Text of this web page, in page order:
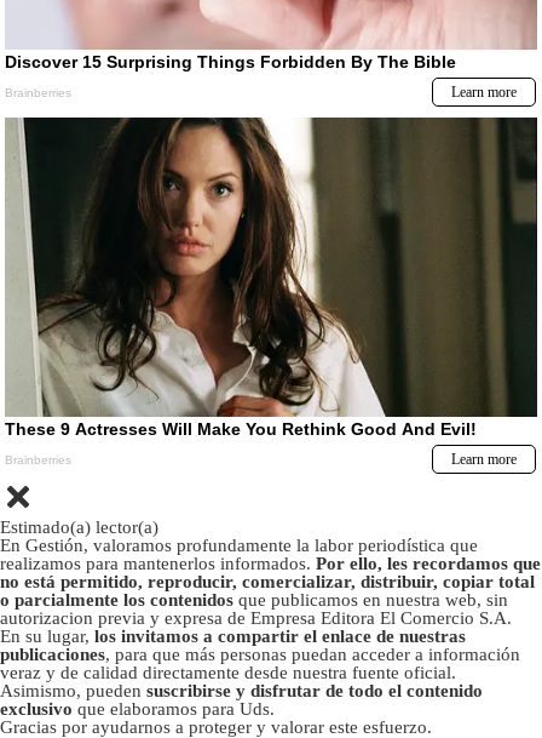
Estimado(a) lector(a)
En Gestión, valoramos profundamente la labor periodística que
realizamos para mantenerlos informados. Por ello, les recordamos que
no está permitido, reproducir, comercializar, distribuir, copiar total
o parcialmente los contenidos que publicamos en nuestra web, sin
autorizacion previa y expresa de Empresa Editora El Comercio S.A.
En su lugar, los invitamos a compartir el enlace de nuestras
publicaciones, para que más personas puedan acceder a información
veraz y de calidad directamente desde nuestra fuente oficial.
Asimismo, pueden suscribirse y disfrutar de todo el contenido
exclusivo que elaboramos para Uds.
Gracias por ayudarnos a proteger y valorar este esfuerzo.